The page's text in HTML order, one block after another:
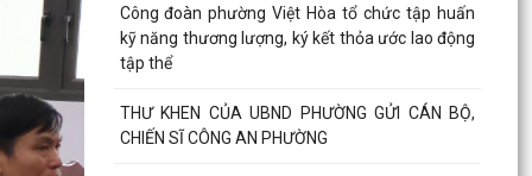
Công đoàn phường Việt Hòa tổ chức tập huấn
kỹ năng thương lượng, ký kết thỏa ước lao động
tập thể
THƯ KHEN CỦA UBND PHƯỜNG GỬI CÁN BỘ,
CHIẾN SĨ CÔNG AN PHƯỜNG